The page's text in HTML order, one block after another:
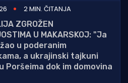
2 MIN. ČITANJA
ZGROŽEN
U MAKARSKOJ: "Ja
u poderanim
a ukrajinski tajkuni
Poršeima dok im domovina